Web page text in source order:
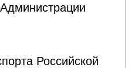
Российской